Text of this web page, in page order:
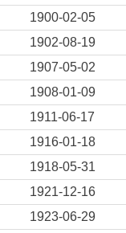
1900-02-05
1902-08-19
1907-05-02
1908-01-09
1911-06-17
1916-01-18
1918-05-31
1921-12-16
1923-06-29